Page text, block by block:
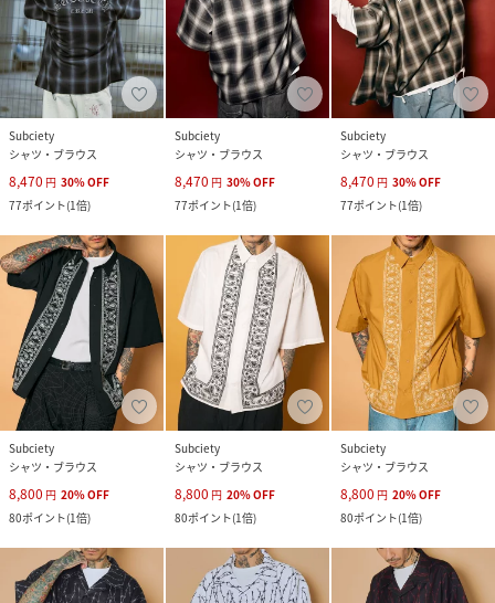
Subciety
シャツ・ブラウス
8,470 円 30%OFF
77ポイント(1倍)
Subciety
シャツ・ブラウス
8,470 円 30%OFF
77ポイント(1倍)
Subciety
シャツ・ブラウス
8,470 円 30%OFF
77ポイント(1倍)
Subciety
シャツ・ブラウス
8,800 円 20%OFF
80ポイント(1倍)
Subciety
シャツ・ブラウス
8,800 円 20%OFF
80ポイント(1倍)
Subciety
シャツ・ブラウス
8,800 円 20%OFF
80ポイント(1倍)